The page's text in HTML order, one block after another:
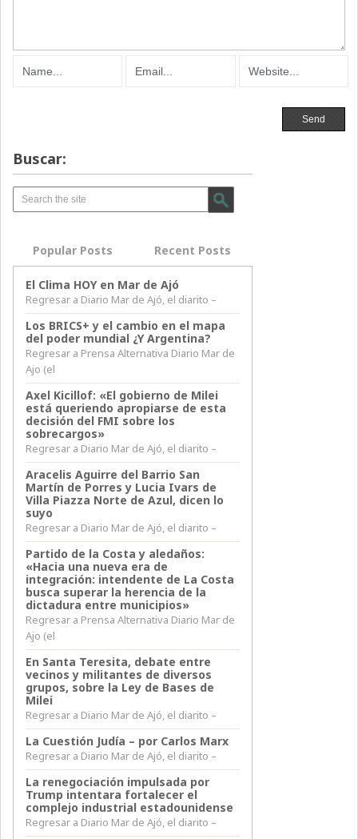
Buscar:
Popular Posts Recent Posts
El Clima HOY en Mar de Ajó
Regresar a Diario Mar de Ajó, el diarito –
Los BRICS+ y el cambio en el mapa
del poder mundial ¿Y Argentina?
Regresar a Prensa Alternativa Diario Mar de
Ajo (el
Axel Kicillof: «El gobierno de Milei
está queriendo apropiarse de esta
decisión del FMI sobre los
sobrecargos»
Regresar a Diario Mar de Ajó, el diarito –
Aracelis Aguirre del Barrio San
Martín de Porres y Lucia Ivars de
Villa Piazza Norte de Azul, dicen lo
suyo
Regresar a Diario Mar de Ajó, el diarito –
Partido de la Costa y aledaños:
«Hacia una nueva era de
integración: intendente de La Costa
busca superar la herencia de la
dictadura entre municipios»
Regresar a Prensa Alternativa Diario Mar de
Ajo (el
En Santa Teresita, debate entre
vecinos y militantes de diversos
grupos, sobre la Ley de Bases de
Milei
Regresar a Diario Mar de Ajó, el diarito –
La Cuestión Judía – por Carlos Marx
Regresar a Diario Mar de Ajó, el diarito –
La renegociación impulsada por
Trump intentara fortalecer el
complejo industrial estadounidense
Regresar a Diario Mar de Ajó, el diarito –